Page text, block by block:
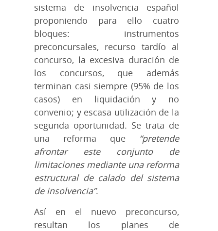
sistema de insolvencia español
proponiendo para ello cuatro
bloques: instrumentos
preconcursales, recurso tardío al
concurso, la excesiva duración de
los concursos, que además
terminan casi siempre (95% de los
casos) en liquidación y no
convenio; y escasa utilización de la
segunda oportunidad. Se trata de
una reforma que “pretende
afrontar este conjunto de
limitaciones mediante una reforma
estructural de calado del sistema
de insolvencia”.
Así en el nuevo preconcurso,
resultan los planes de